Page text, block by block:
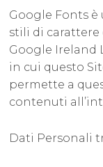
Google Fonts è
stili di carattere
Google Ireland
in cui questo
permette a
contenuti
Dati Personali